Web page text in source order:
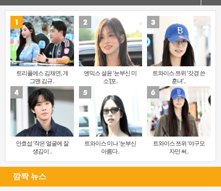
트리플에스 김채연, 개
그맨 김규..
엔믹스 설윤 ‘눈부신 미
소’[포..
트와이스 쯔위 ‘갓경 쓴
훈녀’..
안효섭 ‘작은 얼굴에 잘
생김이 ..
트와이스 미나 ‘눈부신
아름다..
트와이스 쯔위 ‘야구모
자만 써..
깜짝 뉴스